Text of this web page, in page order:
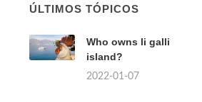
ÚLTIMOS TÓPICOS
Who owns li galli
island?
2022-01-07